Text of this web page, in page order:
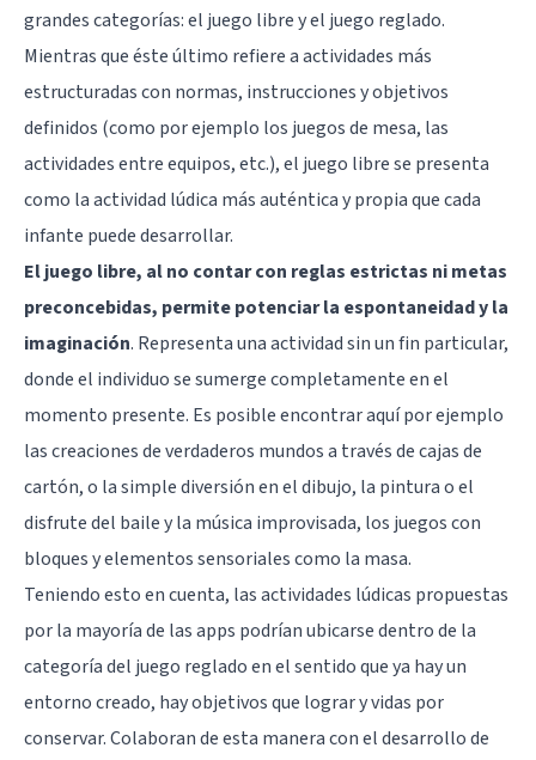
grandes categorías: el juego libre y el juego reglado.
Mientras que éste último refiere a actividades más
estructuradas con normas, instrucciones y objetivos
definidos (como por ejemplo los juegos de mesa, las
actividades entre equipos, etc.), el juego libre se presenta
como la actividad lúdica más auténtica y propia que cada
infante puede desarrollar.
El juego libre, al no contar con reglas estrictas ni metas
preconcebidas, permite potenciar la espontaneidad y la
imaginación. Representa una actividad sin un fin particular,
donde el individuo se sumerge completamente en el
momento presente. Es posible encontrar aquí por ejemplo
las creaciones de verdaderos mundos a través de cajas de
cartón, o la simple diversión en el dibujo, la pintura o el
disfrute del baile y la música improvisada, los juegos con
bloques y elementos sensoriales como la masa.
Teniendo esto en cuenta, las actividades lúdicas propuestas
por la mayoría de las apps podrían ubicarse dentro de la
categoría del juego reglado en el sentido que ya hay un
entorno creado, hay objetivos que lograr y vidas por
conservar. Colaboran de esta manera con el desarrollo de